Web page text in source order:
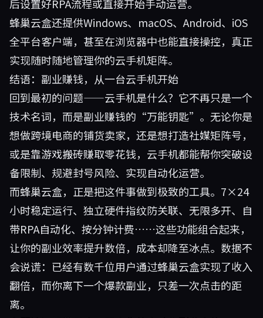
后设置好RPA流程或直接开始手动运营。
蜂巢云盒还提供Windows、macOS、Android、iOS
全平台客户端，甚至在浏览器中也能直接操控，真正
实现随时随地管理你的云手机矩阵。
结语：副业赚钱，从一台云手机开始
回到最初的问题——云手机是什么？它不再只是一个
技术名词，而是副业赚钱的“万能钥匙”。无论你是
想做跨境电商的铺货卖家，还是想打造社媒矩阵号，
或是靠游戏搬砖赚取零花钱，云手机都能帮你突破设
备限制、规避封号风险、实现自动化运营。
而蜂巢云盒，正是把这件事做到极致的工具。7×24
小时稳定运行、独立硬件指纹防关联、无限多开、自
带RPA自动化、按分钟计费……这些功能组合起来，
让你的副业效率提升数倍，成本却降至冰点。数据不
会说谎：已经有数千位用户通过蜂巢云盒实现了收入
翻倍，而你离下一个爆款副业，只差一次点击的距
离。